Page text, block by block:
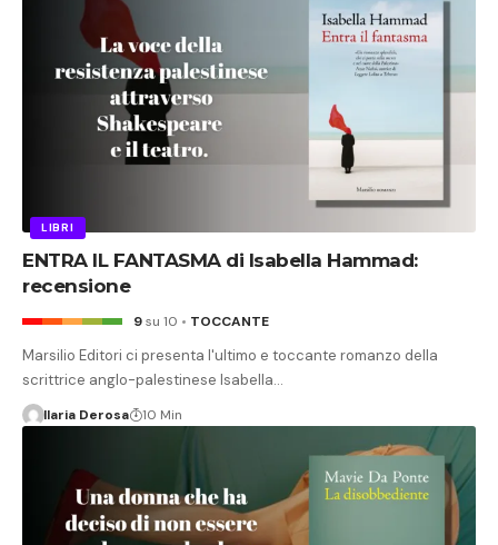
LIBRI
ENTRA IL FANTASMA di Isabella Hammad:
recensione
9su 10 TOCCANTE
Marsilio Editori ci presenta l'ultimo e toccante romanzo della
scrittrice anglo-palestinese Isabella…
Ilaria Derosa 10 Min